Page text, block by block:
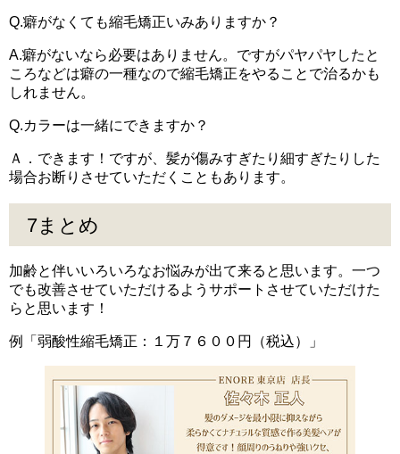
Q.癖がなくても縮毛矯正いみありますか？
A.癖がないなら必要はありません。ですがパヤパヤしたと
ころなどは癖の一種なので縮毛矯正をやることで治るかも
しれません。
Q.カラーは一緒にできますか？
Ａ．できます！ですが、髪が傷みすぎたり細すぎたりした
場合お断りさせていただくこともあります。
7まとめ
加齢と伴いいろいろなお悩みが出て来ると思います。一つ
でも改善させていただけるようサポートさせていただけた
らと思います！
例「弱酸性縮毛矯正：１万７６００円（税込）」